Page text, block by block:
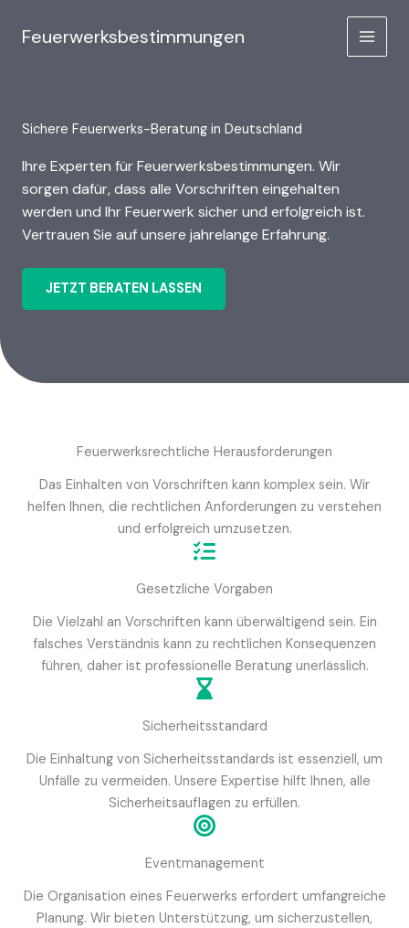
InhaltFeuerwerksbestimmungen
MAIN
Sichere Feuerwerks-Beratung in Deutschland
Ihre Experten für Feuerwerksbestimmungen. Wir
sorgen dafür, dass alle Vorschriften eingehalten
werden und Ihr Feuerwerk sicher und erfolgreich ist.
Vertrauen Sie auf unsere jahrelange Erfahrung.
JETZT BERATEN LASSEN
Feuerwerksrechtliche Herausforderungen
Das Einhalten von Vorschriften kann komplex sein. Wir
helfen Ihnen, die rechtlichen Anforderungen zu verstehen
und erfolgreich umzusetzen.
Gesetzliche Vorgaben
Die Vielzahl an Vorschriften kann überwältigend sein. Ein
falsches Verständnis kann zu rechtlichen Konsequenzen
führen, daher ist professionelle Beratung unerlässlich.
Sicherheitsstandard
Die Einhaltung von Sicherheitsstandards ist essenziell, um
Unfälle zu vermeiden. Unsere Expertise hilft Ihnen, alle
Sicherheitsauflagen zu erfüllen.
Eventmanagement
Die Organisation eines Feuerwerks erfordert umfangreiche
Planung. Wir bieten Unterstützung, um sicherzustellen,